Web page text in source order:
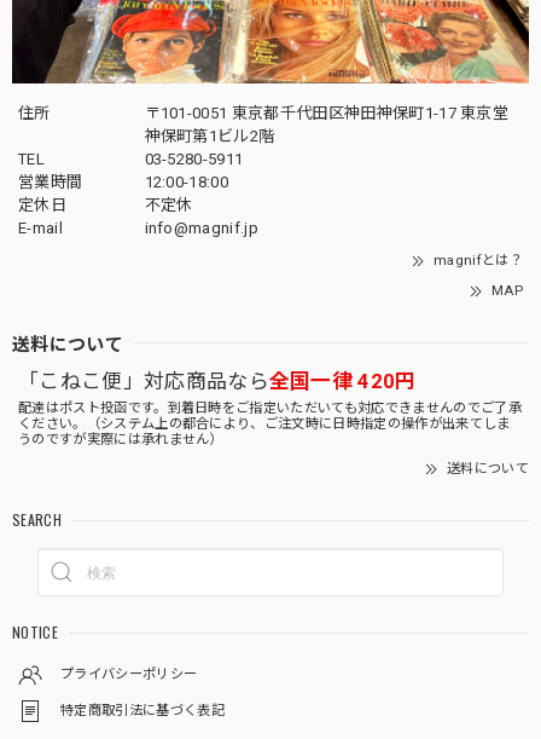
住所
〒101-0051 東京都千代田区神田神保町1-17 東京堂
神保町第1ビル2階
TEL
03-5280-5911
営業時間
12:00-18:00
定休日
不定休
E-mail
info@magnif.jp
magnifとは？
MAP
送料について
「こねこ便」対応商品なら全国一律 420円
配達はポスト投函です。到着日時をご指定いただいても対応できませんのでご了承
ください。（システム上の都合により、ご注文時に日時指定の操作が出来てしま
うのですが実際には承れません）
送料について
SEARCH
NOTICE
プライバシーポリシー
特定商取引法に基づく表記